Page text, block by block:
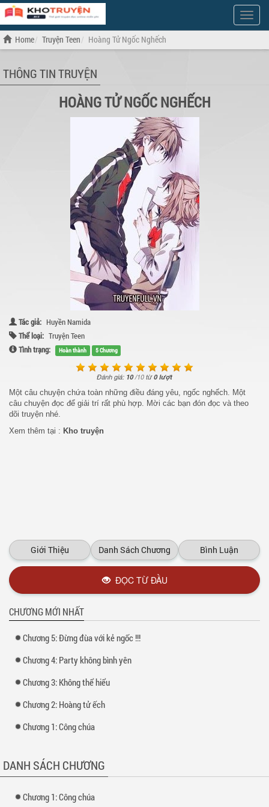
Show
Menu
Home Truyện Teen Hoàng Tử Ngốc Nghếch
THÔNG TIN TRUYỆN
HOÀNG TỬ NGỐC NGHẾCH
Tác giả: Huyền Namida
Thể loại: Truyện Teen
Tình trạng:
Hoàn thành 5 Chương
Đánh giá: 10/10 từ0 lượt
Một câu chuyện chứa toàn những điều đáng yêu, ngốc nghếch. Một
câu chuyện đọc để giải trí rất phù hợp. Mời các bạn đón đọc và theo
dõi truyện nhé.
Xem thêm tại : Kho truyện
Giới Thiệu Danh Sách Chương Bình Luận
ĐỌC TỪ ĐẦU
CHƯƠNG MỚI NHẤT
Chương 5: Đừng đùa với kẻ ngốc !!!
Chương 4: Party không bình yên
Chương 3: Không thể hiểu
Chương 2: Hoàng tử ếch
Chương 1: Công chúa
DANH SÁCH CHƯƠNG
Chương 1: Công chúa